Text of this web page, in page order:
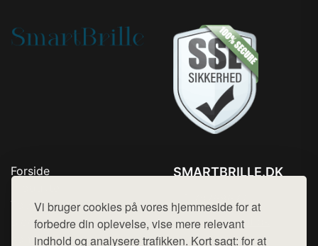
Vi bruger cookies på vores hjemmeside for at
forbedre din oplevelse, vise mere relevant
indhold og analysere trafikken. Kort sagt: for at
Forside
Top Rabatter
Blog
Kontakt
SMARTBRILLE.DK
Mail: hej@want.dk